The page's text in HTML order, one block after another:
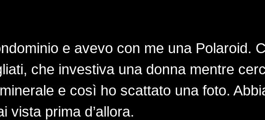
e avevo con me una Polaroid.
che investiva una donna mentre
e così ho scattato una foto.
vista prima d’allora.